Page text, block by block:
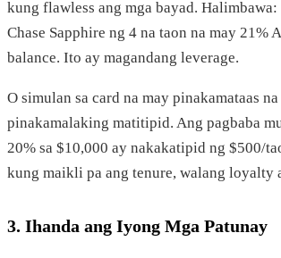
kung flawless ang mga bayad. Halimbawa:
Chase Sapphire ng 4 na taon na may 21%
balance. Ito ay magandang leverage.
O simulan sa card na may pinakamataas
pinakamalaking matitipid. Ang pagbaba
20% sa $10,000 ay nakakatipid ng $500/
kung maikli pa ang tenure, walang loyalty
3. Ihanda ang Iyong Mga Patunay